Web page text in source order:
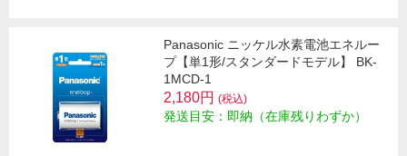
Panasonic ニッケル水素電池エネルー
プ【単1形/スタンダードモデル】 BK-
1MCD-1
2,180円 (税込)
発送目安：即納（在庫残りわずか）